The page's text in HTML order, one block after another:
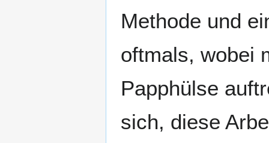
Methode und
oftmals, wobei
Papphülse
sich, diese